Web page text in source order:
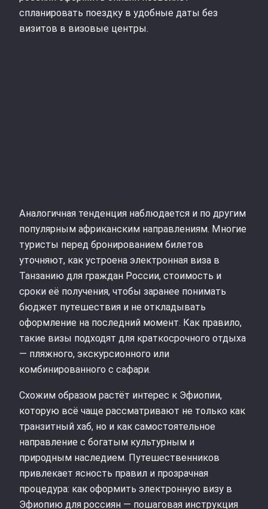
спланировать поездку в удобные даты без
визитов в визовые центры.
Аналогичная тенденция наблюдается и по другим
популярным африканским направлениям. Многие
туристы перед бронированием билетов
уточняют, как устроена электронная виза в
Танзанию для граждан России, стоимость и
сроки её получения, чтобы заранее понимать
бюджет путешествия и не откладывать
оформление на последний момент. Как правило,
такие визы подходят для краткосрочного отдыха
— пляжного, экскурсионного или
комбинированного с сафари.
Схожим образом растёт интерес к Эфиопии,
которую всё чаще рассматривают не только как
транзитный хаб, но и как самостоятельное
направление с богатым культурным и
природным наследием. Путешественников
привлекает ясность правил и прозрачная
процедура: как оформить электронную визу в
Эфиопию для россиян — пошаговая инструкция